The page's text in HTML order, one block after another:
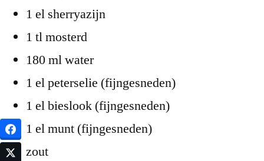
1 el sherryazijn
1 tl mosterd
180 ml water
1 el peterselie (fijngesneden)
1 el bieslook (fijngesneden)
1 el munt (fijngesneden)
zout